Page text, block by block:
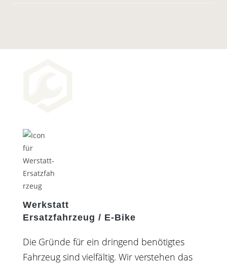
Werkstatt
Ersatzfahrzeug / E-Bike
Die Gründe für ein dringend benötigtes
Fahrzeug sind vielfältig. Wir verstehen das